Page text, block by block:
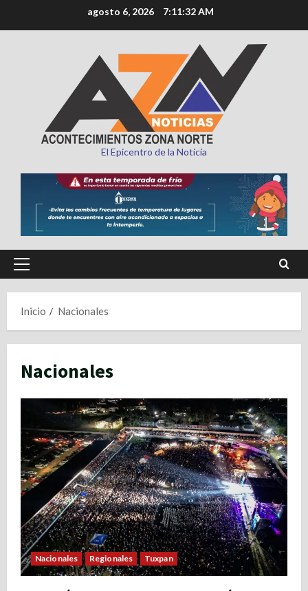
al
agosto 6, 2026 7:11:33 AM
El Epicentro de la Noticia
Menú
Inicio
Nacionales
Nacionales
Nacionales Regionales Tuxpan